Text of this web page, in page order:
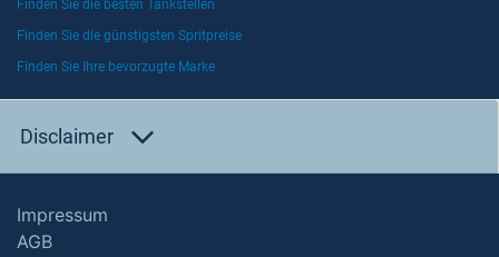
Finden Sie die besten Tankstellen
Finden Sie die günstigsten Spritpreise
Finden Sie Ihre bevorzugte Marke
Disclaimer
Impressum
AGB